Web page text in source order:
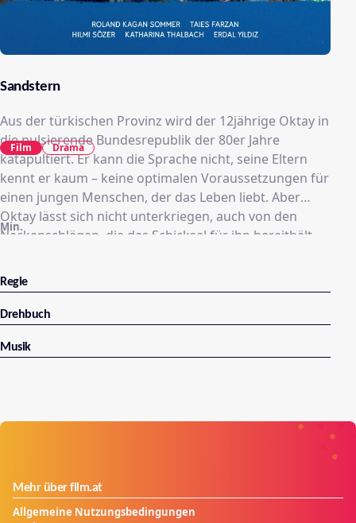
Sandstern
Aus der türkischen Provinz wird der 12jährige Oktay in
die pulsierende Bundesrepublik der 80er Jahre
katapultiert. Er kann die Sprache nicht, seine Eltern
kennt er kaum – keine optimalen Voraussetzungen für
einen jungen Menschen, der das Leben liebt. Aber
Oktay lässt sich nicht unterkriegen, auch von den
Nackenschlägen, die das Schicksal für ihn bereithält.
sensibler Blick auf unsere Welt durch die Augen eines
Kindes. Er zeigt uns in metaphernreichen Bildern die
schönen und die hässlichen Seiten des Lebens.
Min.
Film Drama
Regie
Drehbuch
Musik
Mehr über film.at
Allgemeine Nutzungsbedingungen